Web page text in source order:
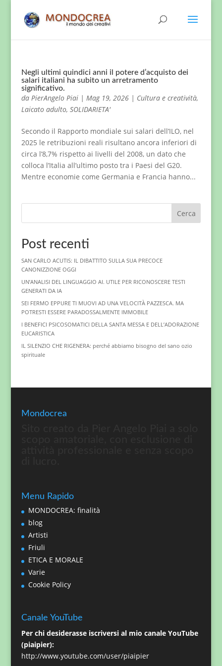
Negli ultimi quindici anni il potere d’acquisto dei
salari italiani ha subito un arretramento
significativo.
da PierAngelo Piai| Mag 19, 2026| Cultura e creatività,
Laicato adulto, SOLIDARIETA'
Secondo il Rapporto mondiale sui salari dell’ILO, nel
2025 le retribuzioni reali risultano ancora inferiori di
circa l’8,7% rispetto ai livelli del 2008, un dato che
colloca l’Italia all’ultimo posto tra i Paesi del G20.
Mentre economie come Germania e Francia hanno...
Cerca
Post recenti
SAN CARLO ACUTIS: IL DIBATTITO SULLA SUA PRECOCE
CANONIZZIONE OGGI
UN’ANALISI DEL LINGUAGGIO AI. UTILE PER RICONOSCERE TESTI
GENERATI DA IA
SEI FERMO EPPURE TI MUOVI AD UNA VELOCITÀ PAZZESCA. MA
POTRESTI ESSERE PARADOSSALMENTE IMMOBILE
I BENEFICI PSICOSOMATICI DELLA SANTA MESSA E DELL’ADORAZIONE
EUCARISTICA
IL SILENZIO CHE RIGENERA: perché abbiamo bisogno del sano ozio
spirituale
Mondocrea
Menu Rapido
MONDOCREA: finalità
blog
Artisti
Friuli
ETICA E MORALE
Varie
Cookie Policy
Canale YouTube
Per chi desiderasse iscriversi al mio canale YouTube
(piaipier):
http://www.youtube.com/user/piaipier